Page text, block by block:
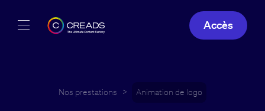
Accès
Nos prestations > Animation de logo